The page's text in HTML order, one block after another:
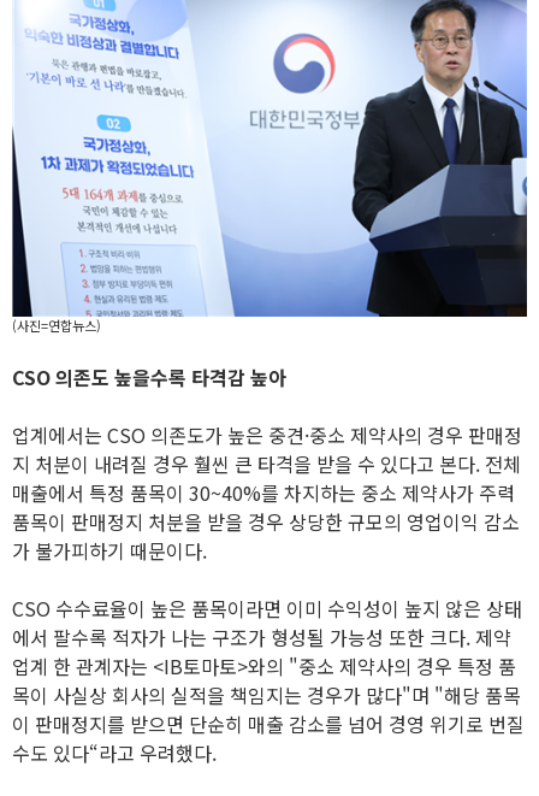
(사진=연합뉴스)
CSO 의존도 높을수록 타격감 높아
업계에서는 CSO 의존도가 높은 중견·중소 제약사의 경우 판매정
지 처분이 내려질 경우 훨씬 큰 타격을 받을 수 있다고 본다. 전체
매출에서 특정 품목이 30~40%를 차지하는 중소 제약사가 주력
품목이 판매정지 처분을 받을 경우 상당한 규모의 영업이익 감소
가 불가피하기 때문이다.
CSO 수수료율이 높은 품목이라면 이미 수익성이 높지 않은 상태
에서 팔수록 적자가 나는 구조가 형성될 가능성 또한 크다. 제약
업계 한 관계자는 <IB토마토>와의 "중소 제약사의 경우 특정 품
목이 사실상 회사의 실적을 책임지는 경우가 많다"며 "해당 품목
이 판매정지를 받으면 단순히 매출 감소를 넘어 경영 위기로 번질
수도 있다“라고 우려했다.